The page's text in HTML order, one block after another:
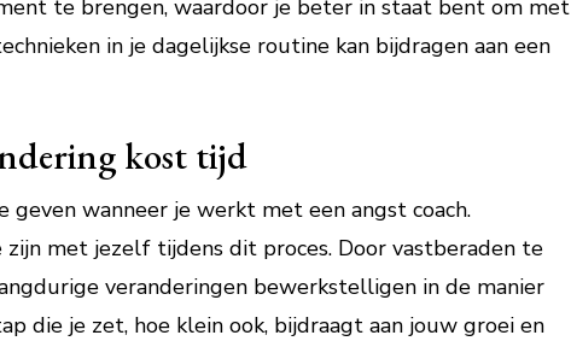
te brengen, waardoor je beter in staat bent om met
in je dagelijkse routine kan bijdragen aan een
kost tijd
wanneer je werkt met een angst coach.
met jezelf tijdens dit proces. Door vastberaden te
veranderingen bewerkstelligen in de manier
die je zet, hoe klein ook, bijdraagt aan jouw groei en